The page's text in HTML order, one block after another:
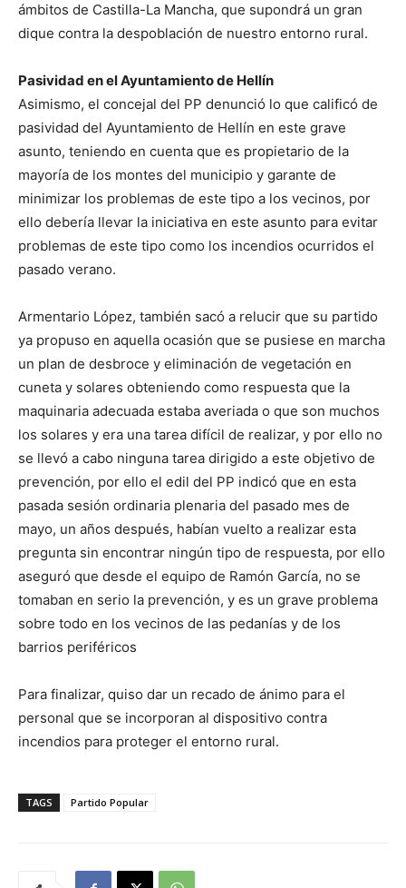
ámbitos de Castilla-La Mancha, que supondrá un gran
dique contra la despoblación de nuestro entorno rural.
Pasividad en el Ayuntamiento de Hellín
Asimismo, el concejal del PP denunció lo que calificó de
pasividad del Ayuntamiento de Hellín en este grave
asunto, teniendo en cuenta que es propietario de la
mayoría de los montes del municipio y garante de
minimizar los problemas de este tipo a los vecinos, por
ello debería llevar la iniciativa en este asunto para evitar
problemas de este tipo como los incendios ocurridos el
pasado verano.
Armentario López, también sacó a relucir que su partido
ya propuso en aquella ocasión que se pusiese en marcha
un plan de desbroce y eliminación de vegetación en
cuneta y solares obteniendo como respuesta que la
maquinaria adecuada estaba averiada o que son muchos
los solares y era una tarea difícil de realizar, y por ello no
se llevó a cabo ninguna tarea dirigido a este objetivo de
prevención, por ello el edil del PP indicó que en esta
pasada sesión ordinaria plenaria del pasado mes de
mayo, un años después, habían vuelto a realizar esta
pregunta sin encontrar ningún tipo de respuesta, por ello
aseguró que desde el equipo de Ramón García, no se
tomaban en serio la prevención, y es un grave problema
sobre todo en los vecinos de las pedanías y de los
barrios periféricos
Para finalizar, quiso dar un recado de ánimo para el
personal que se incorporan al dispositivo contra
incendios para proteger el entorno rural.
TAGS Partido Popular